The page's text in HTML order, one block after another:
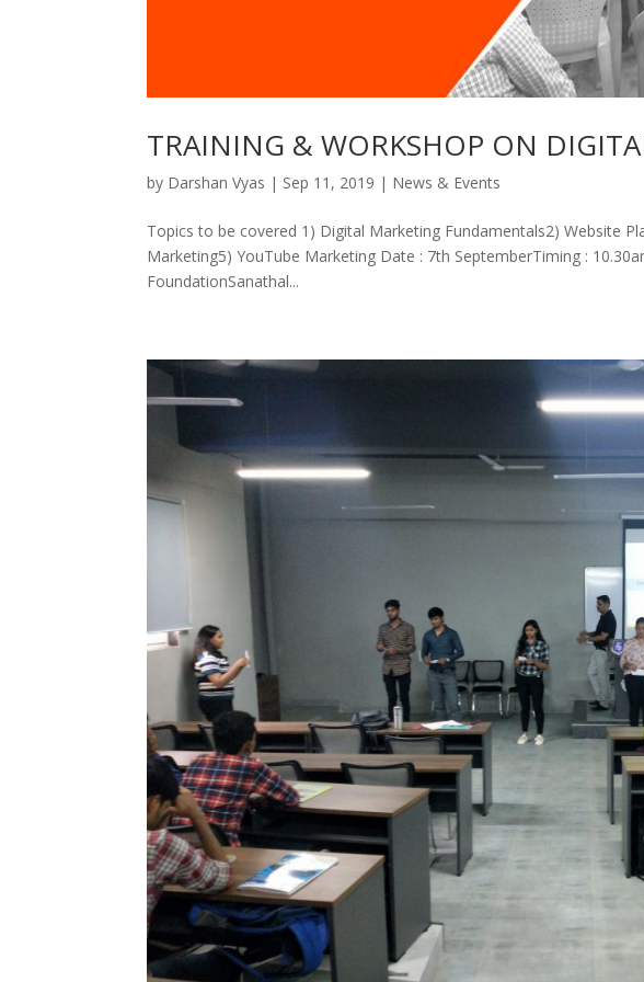
TRAINING & WORKSHOP ON
by Darshan Vyas | Sep 11, 2019 | News & Events
Topics to be covered 1) Digital Marketing Fundamentals2) Website
Marketing5) YouTube Marketing Date : 7th SeptemberTiming :
FoundationSanathal...